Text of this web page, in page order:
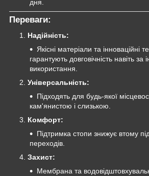
дня.
Переваги:
Надійність:
Якісні матеріали та інноваційні
гарантують довговічність навіть за
використання.
Універсальність:
Підходять для будь-якої
кам'янистою і слизькою.
Комфорт:
Підтримка стопи знижує втому
переходів.
Захист:
Мембрана та